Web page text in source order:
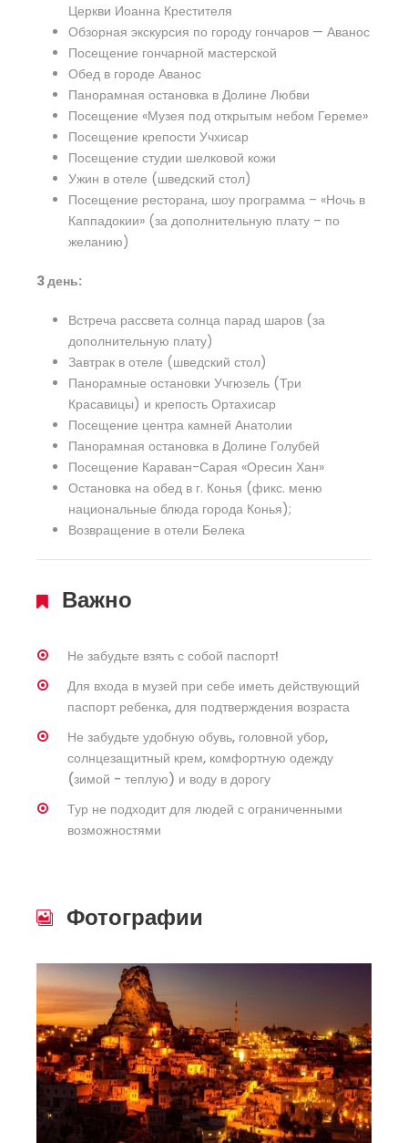
Церкви Иоанна Крестителя
Обзорная экскурсия по городу гончаров — Аванос
Посещение гончарной мастерской
Обед в городе Аванос
Панорамная остановка в Долине Любви
Посещение «Музея под открытым небом Гереме»
Посещение крепости Учхисар
Посещение студии шелковой кожи
Ужин в отеле (шведский стол)
Посещение ресторана, шоу программа – «Ночь в
Каппадокии» (за дополнительную плату – по
желанию)
3 день:
Встреча рассвета солнца парад шаров (за
дополнительную плату)
Завтрак в отеле (шведский стол)
Панорамные остановки Учгюзель (Три
Красавицы) и крепость Ортахисар
Посещение центра камней Анатолии
Панорамная остановка в Долине Голубей
Посещение Караван-Сарая «Оресин Хан»
Остановка на обед в г. Конья (фикс. меню
национальные блюда города Конья);
Возвращение в отели Белека
Важно
Не забудьте взять с собой паспорт!
Для входа в музей при себе иметь действующий
паспорт ребенка, для подтверждения возраста
Не забудьте удобную обувь, головной убор,
солнцезащитный крем, комфортную одежду
(зимой - теплую) и воду в дорогу
Тур не подходит для людей с ограниченными
возможностями
Фотографии